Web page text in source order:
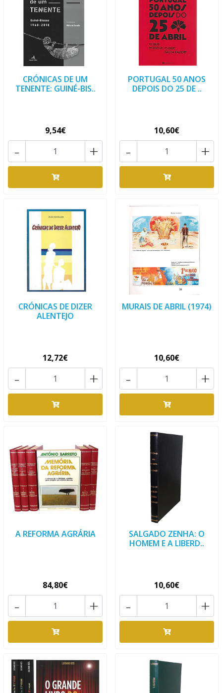
CRÓNICAS DE UM
TENENTE: GUINÉ-BIS..
9,54€
+
-
PORTUGAL 50 ANOS
DEPOIS DO 25 DE ..
10,60€
+
-
CRÓNICAS DE DIZER
ALENTEJO
12,72€
+
-
MURAIS DE ABRIL (1974)
10,60€
+
-
A REFORMA AGRÁRIA
84,80€
+
-
SALGADO ZENHA: O
HOMEM E A LIBERD..
10,60€
+
-